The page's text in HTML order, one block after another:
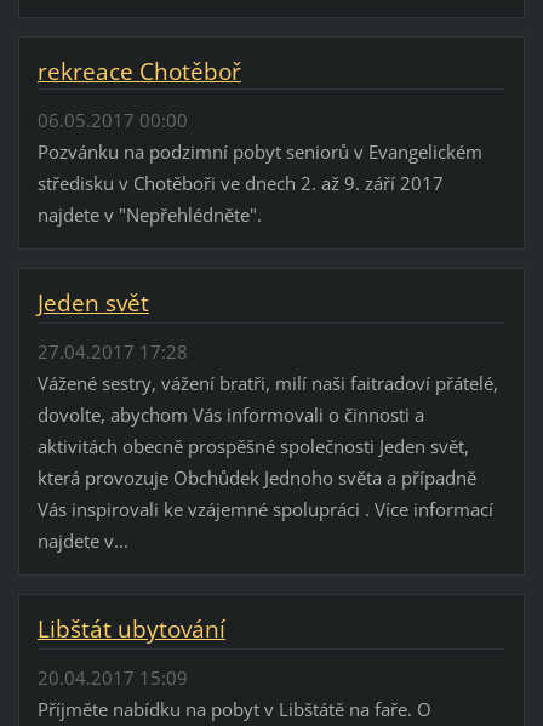
rekreace Chotěboř
06.05.2017 00:00
Pozvánku na podzimní pobyt seniorů v Evangelickém
středisku v Chotěboři ve dnech 2. až 9. září 2017
najdete v "Nepřehlédněte".
Jeden svět
27.04.2017 17:28
Vážené sestry, vážení bratři, milí naši faitradoví přátelé,
dovolte, abychom Vás informovali o činnosti a
aktivitách obecně prospěšné společnosti Jeden svět,
která provozuje Obchůdek Jednoho světa a případně
Vás inspirovali ke vzájemné spolupráci . Více informací
najdete v...
Libštát ubytování
20.04.2017 15:09
Příjměte nabídku na pobyt v Libštátě na faře. O